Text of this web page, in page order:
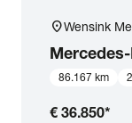
location_onWensink
86.167 km
€ 36.850*